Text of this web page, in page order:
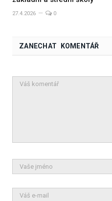
27.4.2026 0
ZANECHAT KOMENTÁŘ